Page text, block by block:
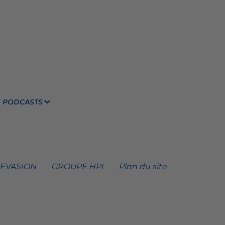
PODCASTS
GROUPE HPI Plan du site